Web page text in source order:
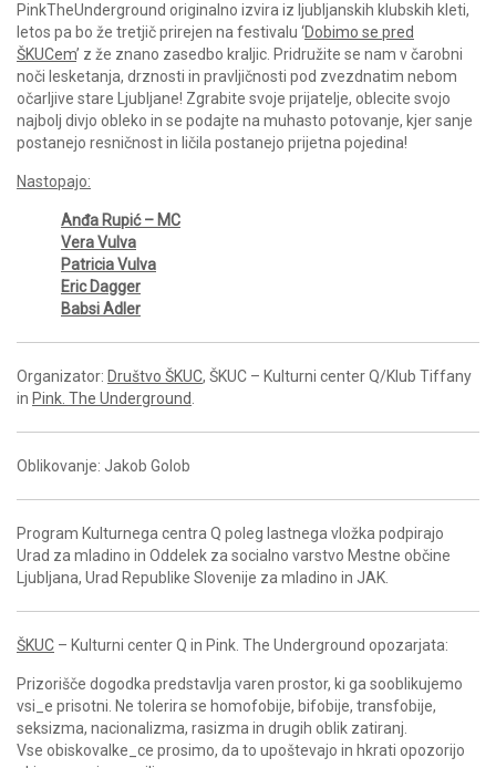
PinkTheUnderground originalno izvira iz ljubljanskih klubskih kleti,
letos pa bo že tretjič prirejen na festivalu ‘Dobimo se pred
ŠKUCem’ z že znano zasedbo kraljic. Pridružite se nam v čarobni
noči lesketanja, drznosti in pravljičnosti pod zvezdnatim nebom
očarljive stare Ljubljane! Zgrabite svoje prijatelje, oblecite svojo
najbolj divjo obleko in se podajte na muhasto potovanje, kjer sanje
postanejo resničnost in ličila postanejo prijetna pojedina!
Nastopajo:
Anđa Rupić – MC
Vera Vulva
Patricia Vulva
Eric Dagger
Babsi Adler
Organizator: Društvo ŠKUC, ŠKUC – Kulturni center Q/Klub Tiffany
in Pink. The Underground
Oblikovanje: Jakob Golob
Program Kulturnega centra Q poleg lastnega vložka podpirajo
Urad za mladino in Oddelek za socialno varstvo Mestne občine
Ljubljana, Urad Republike Slovenije za mladino in JAK.
ŠKUC – Kulturni center Q in Pink. The Underground opozarjata:
Prizorišče dogodka predstavlja varen prostor, ki ga sooblikujemo
vsi_e prisotni. Ne tolerira se homofobije, bifobije, transfobije,
seksizma, nacionalizma, rasizma in drugih oblik zatiranj.
Vse obiskovalke_ce prosimo, da to upoštevajo in hkrati opozorijo